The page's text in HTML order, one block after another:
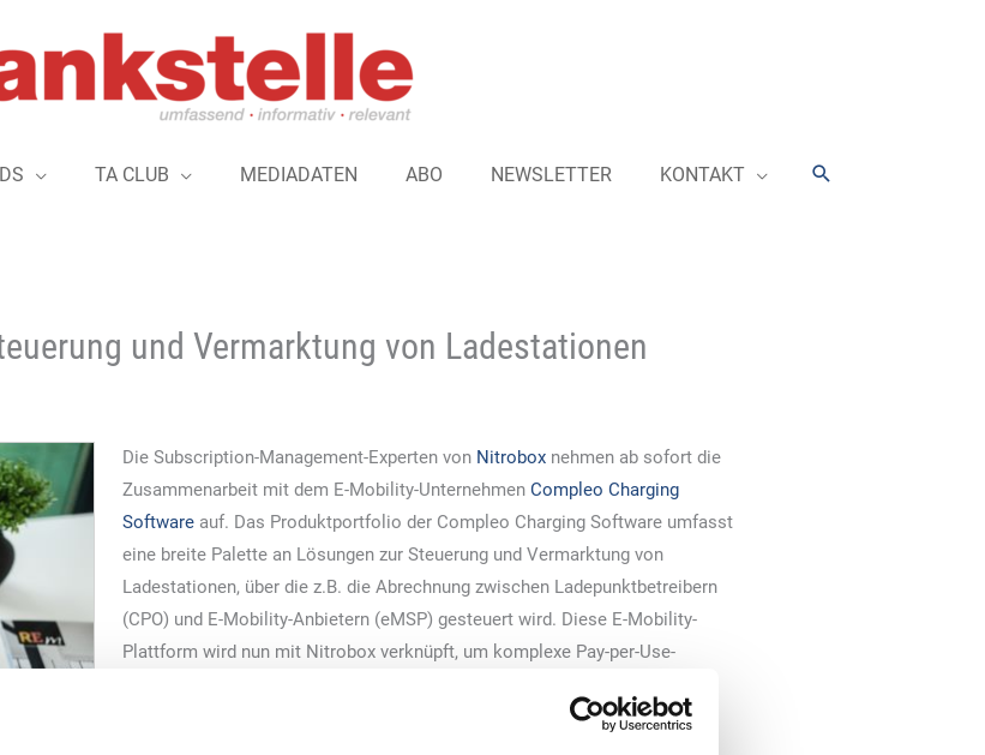
TA CLUB MEDIADATEN ABO NEWSLETTER KONTAKT Suchen
und Vermarktung von Ladestationen
Die Subscription-Management-Experten von Nitroboxnehmen ab sofort die
Zusammenarbeit mit dem E-Mobility-Unternehmen Compleo Charging
Softwareauf. Das Produktportfolio der Compleo Charging Software umfasst
eine breite Palette an Lösungen zur Steuerung und Vermarktung von
Ladestationen, über die z.B. die Abrechnung zwischen Ladepunktbetreibern
(CPO) und E-Mobility-Anbietern (eMSP) gesteuert wird. Diese E-Mobility-
Plattform wird nun mit Nitrobox verknüpft, um komplexe Pay-per-Use-